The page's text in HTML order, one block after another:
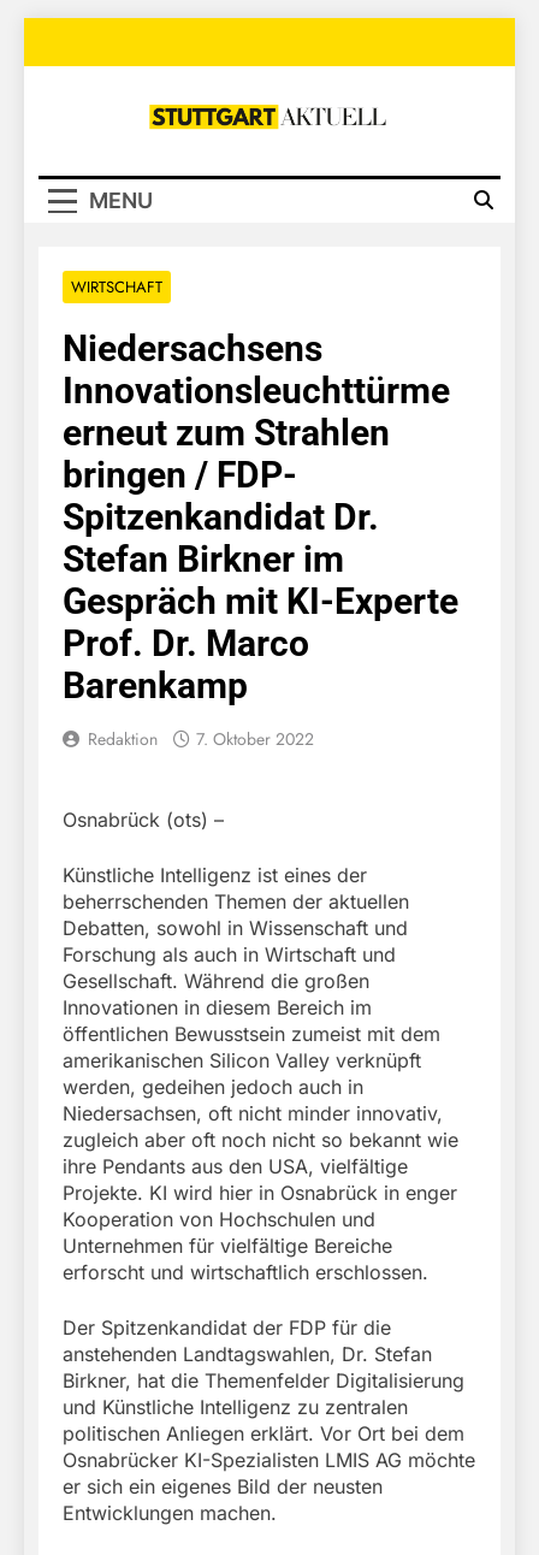
Stuttgart
MENU
WIRTSCHAFT
Niedersachsens
Innovationsleuchttürme
erneut zum Strahlen
bringen / FDP-
Spitzenkandidat Dr.
Stefan Birkner im
Gespräch mit KI-Experte
Prof. Dr. Marco
Barenkamp
Redaktion 7. Oktober 2022
Osnabrück (ots) –
Künstliche Intelligenz ist eines der
beherrschenden Themen der aktuellen
Debatten, sowohl in Wissenschaft und
Forschung als auch in Wirtschaft und
Gesellschaft. Während die großen
Innovationen in diesem Bereich im
öffentlichen Bewusstsein zumeist mit dem
amerikanischen Silicon Valley verknüpft
werden, gedeihen jedoch auch in
Niedersachsen, oft nicht minder innovativ,
zugleich aber oft noch nicht so bekannt wie
ihre Pendants aus den USA, vielfältige
Projekte. KI wird hier in Osnabrück in enger
Kooperation von Hochschulen und
Unternehmen für vielfältige Bereiche
erforscht und wirtschaftlich erschlossen.
Der Spitzenkandidat der FDP für die
anstehenden Landtagswahlen, Dr. Stefan
Birkner, hat die Themenfelder Digitalisierung
und Künstliche Intelligenz zu zentralen
politischen Anliegen erklärt. Vor Ort bei dem
Osnabrücker KI-Spezialisten LMIS AG möchte
er sich ein eigenes Bild der neusten
Entwicklungen machen.